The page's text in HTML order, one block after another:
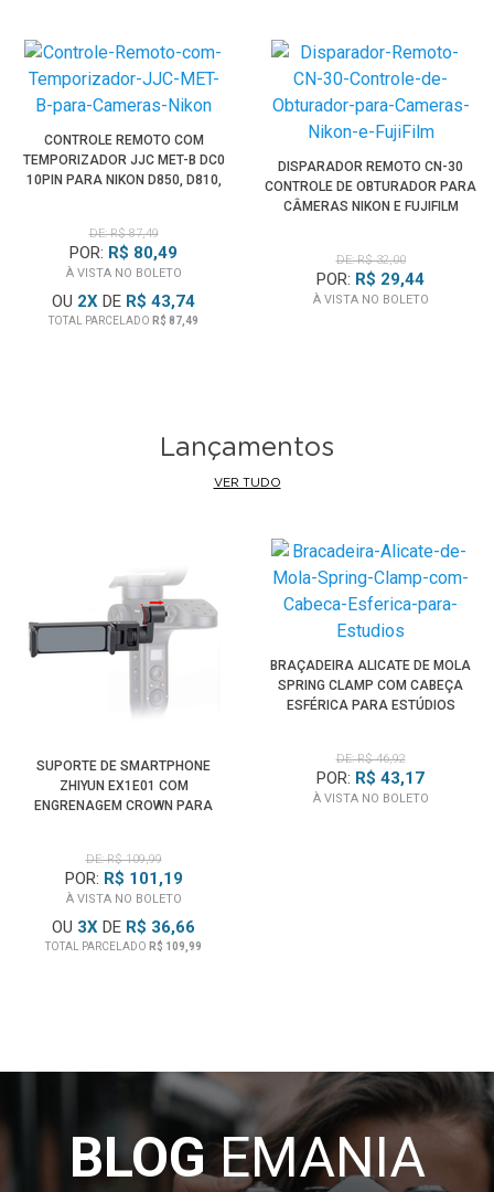
CONTROLE REMOTO COM
TEMPORIZADOR JJC MET-B DC0
10PIN PARA NIKON D850, D810,
DE: R$ 87,49
POR: R$ 80,49
À VISTA NO BOLETO
OU 2X DE R$ 43,74
TOTAL PARCELADO R$ 87,49
DISPARADOR REMOTO CN-30
CONTROLE DE OBTURADOR PARA
CÂMERAS NIKON E FUJIFILM
DE: R$ 32,00
POR: R$ 29,44
À VISTA NO BOLETO
Lançamentos
VER TUDO
SUPORTE DE SMARTPHONE
ZHIYUN EX1E01 COM
ENGRENAGEM CROWN PARA
DE: R$ 109,99
POR: R$ 101,19
À VISTA NO BOLETO
OU 3X DE R$ 36,66
TOTAL PARCELADO R$ 109,99
BRAÇADEIRA ALICATE DE MOLA
SPRING CLAMP COM CABEÇA
ESFÉRICA PARA ESTÚDIOS
DE: R$ 46,92
POR: R$ 43,17
À VISTA NO BOLETO
BLOGEMANIA